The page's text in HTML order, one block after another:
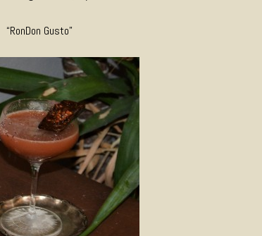
“RonDon Gusto”